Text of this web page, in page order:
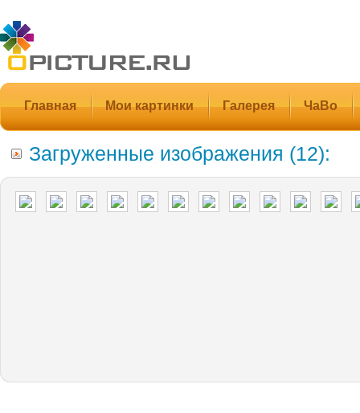
Главная Мои картинки Галерея ЧаВо
Загруженные изображения (12):